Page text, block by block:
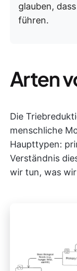
glauben,
führen.
Arten
Die
menschliche
Haupttypen:
Verständnis
wir tun, was